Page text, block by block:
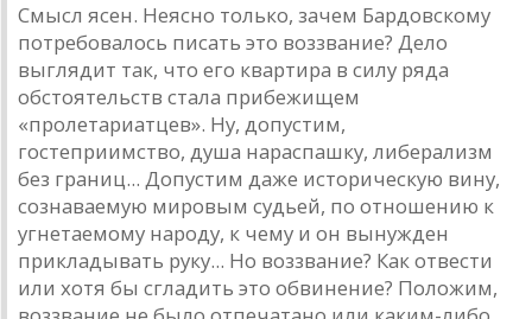
Смысл ясен. Неясно только, зачем Бардовскому
потребовалось писать это воззвание? Дело
выглядит так, что его квартира в силу ряда
обстоятельств стала прибежищем
«пролетариатцев». Ну, допустим,
гостеприимство, душа нараспашку, либерализм
без границ... Допустим даже историческую вину,
сознаваемую мировым судьей, по отношению к
угнетаемому народу, к чему и он вынужден
прикладывать руку... Но воззвание? Как отвести
или хотя бы сгладить это обвинение? Положим,